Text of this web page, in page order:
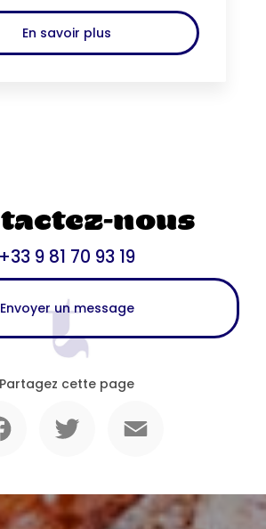
En savoir plus
nous
+33 9 81 70 93 19
Envoyer un message
Partagez cette page